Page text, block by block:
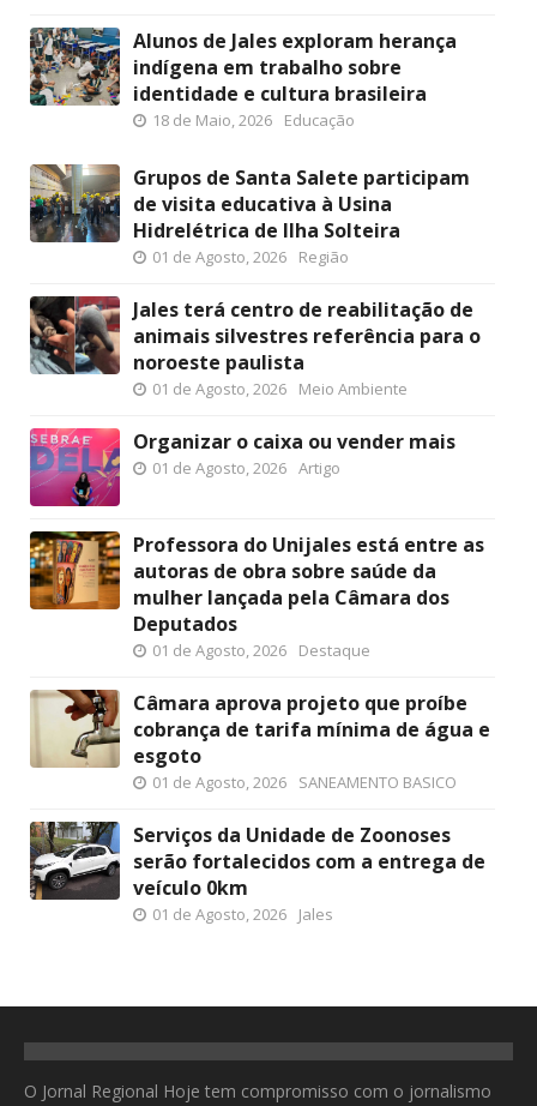
Alunos de Jales exploram herança
indígena em trabalho sobre
identidade e cultura brasileira
18 de Maio, 2026 Educação
Grupos de Santa Salete participam
de visita educativa à Usina
Hidrelétrica de Ilha Solteira
01 de Agosto, 2026 Região
Jales terá centro de reabilitação de
animais silvestres referência para o
noroeste paulista
01 de Agosto, 2026 Meio Ambiente
Organizar o caixa ou vender mais
01 de Agosto, 2026 Artigo
Professora do Unijales está entre as
autoras de obra sobre saúde da
mulher lançada pela Câmara dos
Deputados
01 de Agosto, 2026 Destaque
Câmara aprova projeto que proíbe
cobrança de tarifa mínima de água e
esgoto
01 de Agosto, 2026 SANEAMENTO BASICO
Serviços da Unidade de Zoonoses
serão fortalecidos com a entrega de
veículo 0km
01 de Agosto, 2026 Jales
O Jornal Regional Hoje tem compromisso com o jornalismo